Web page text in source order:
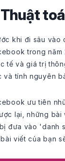
Thuật
khi đi sâu vào
trong năm
tế và giá trị
và tính nguyên
ưu tiên
lại, những bài
đưa vào 'danh
viết của bạn